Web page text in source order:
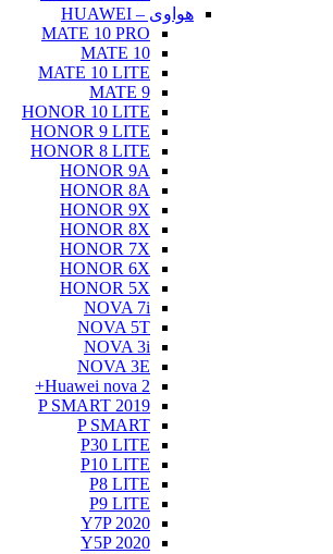
هواوی – HUAWEI
MATE 10 PRO
MATE 10
MATE 10 LITE
MATE 9
HONOR 10 LITE
HONOR 9 LITE
HONOR 8 LITE
HONOR 9A
HONOR 8A
HONOR 9X
HONOR 8X
HONOR 7X
HONOR 6X
HONOR 5X
NOVA 7i
NOVA 5T
NOVA 3i
NOVA 3E
Huawei nova 2+
P SMART 2019
P SMART
P30 LITE
P10 LITE
P8 LITE
P9 LITE
Y7P 2020
Y5P 2020